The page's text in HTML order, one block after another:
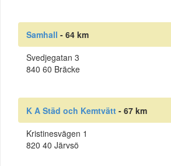
Samhall - 64 km
Svedjegatan 3
840 60 Bräcke
K A Städ och Kemtvätt - 67 km
Kristinesvägen 1
820 40 Järvsö